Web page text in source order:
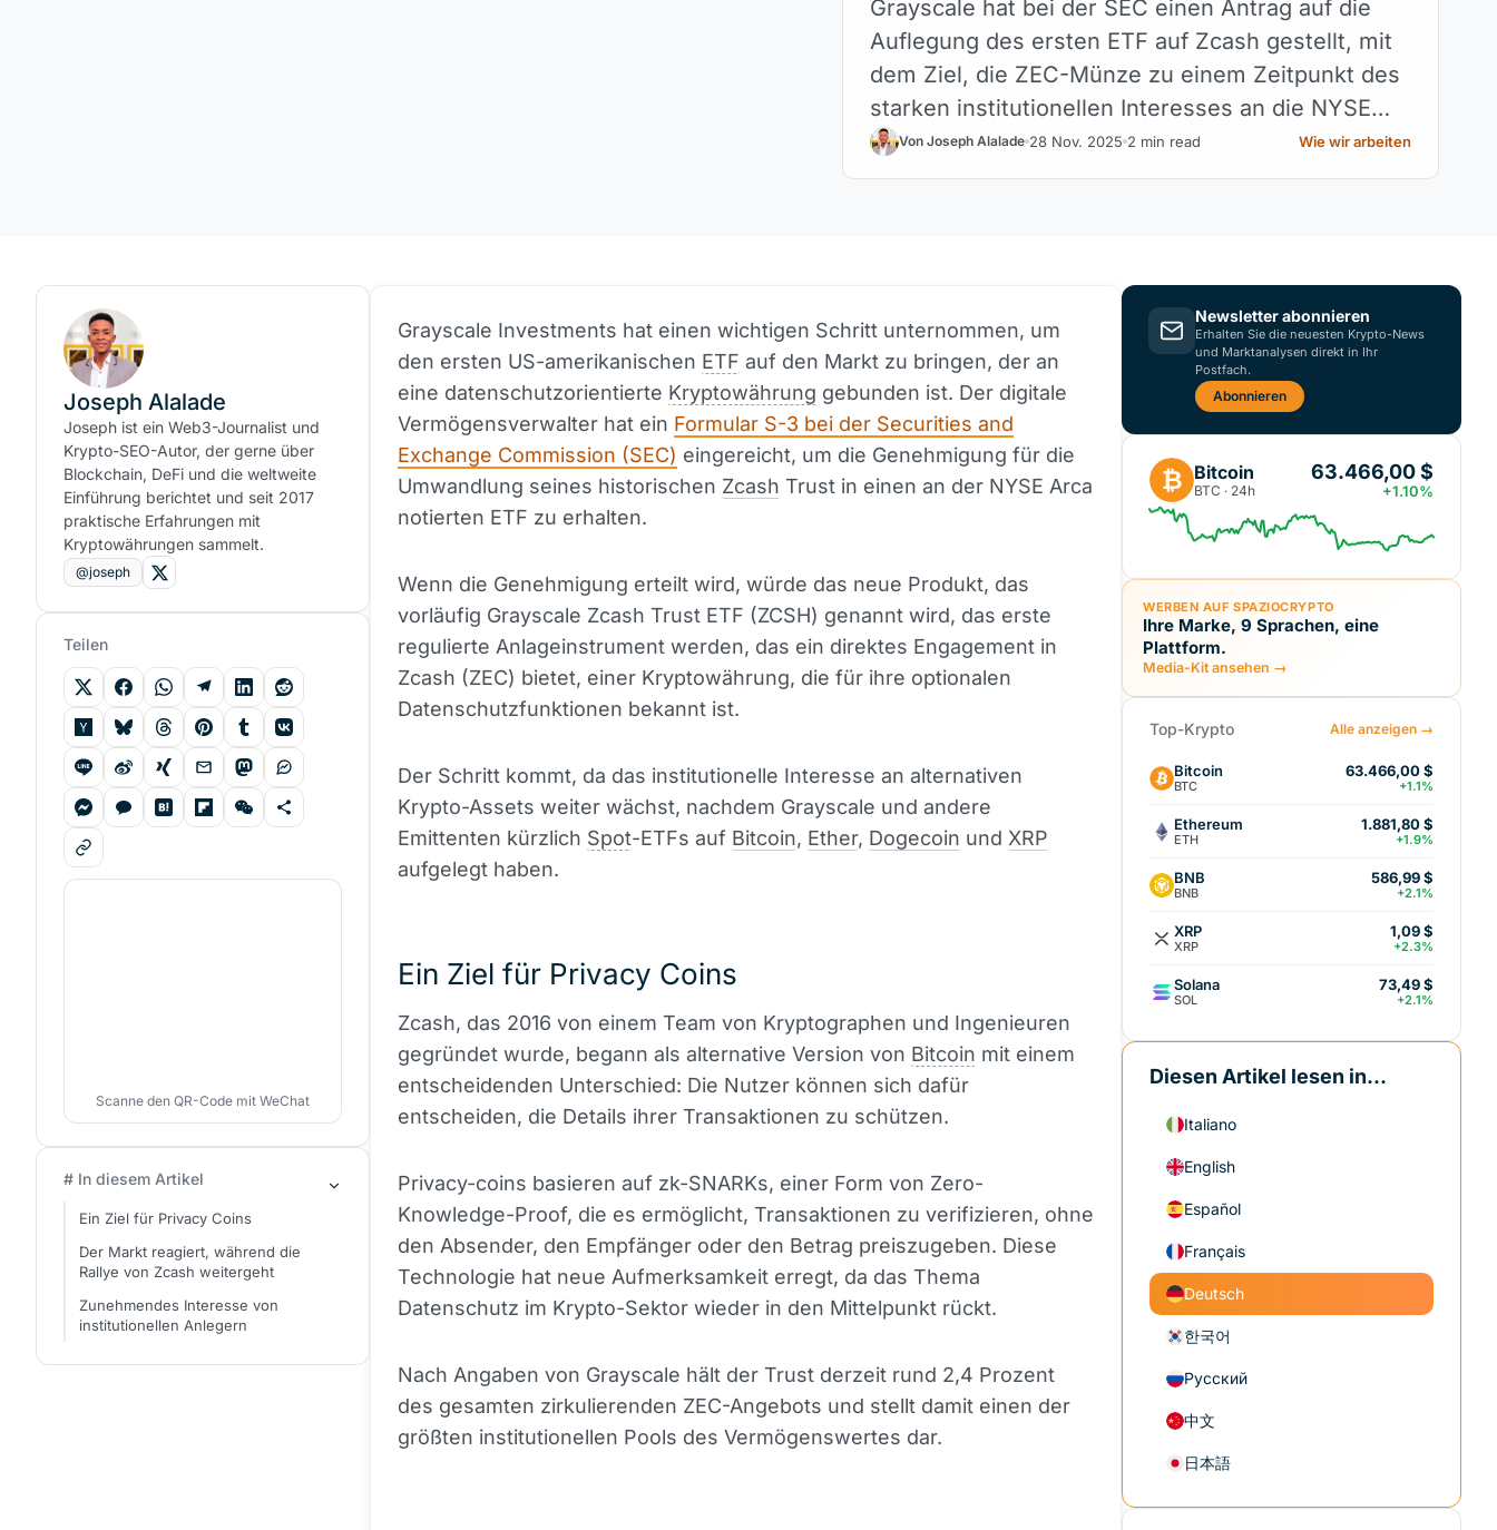
Grayscale hat bei der SEC einen Antrag auf die
Auflegung des ersten ETF auf Zcash gestellt, mit
dem Ziel, die ZEC-Münze zu einem Zeitpunkt des
starken institutionellen Interesses an die NYSE
Arca zu bringen.
Von Joseph Alalade 28 Nov. 2025 2 min read Wie wir arbeiten
Grayscale Investments hat einen wichtigen Schritt unternommen, um
den ersten US-amerikanischen ETF auf den Markt zu bringen, der an
eine datenschutzorientierte Kryptowährung gebunden ist. Der digitale
Vermögensverwalter hat ein Formular S-3 bei der Securities and
Exchange Commission (SEC) eingereicht, um die Genehmigung für die
Umwandlung seines historischen Zcash Trust in einen an der NYSE Arca
notierten ETF zu erhalten.
Wenn die Genehmigung erteilt wird, würde das neue Produkt, das
vorläufig Grayscale Zcash Trust ETF (ZCSH) genannt wird, das erste
regulierte Anlageinstrument werden, das ein direktes Engagement in
Zcash (ZEC) bietet, einer Kryptowährung, die für ihre optionalen
Datenschutzfunktionen bekannt ist.
Der Schritt kommt, da das institutionelle Interesse an alternativen
Krypto-Assets weiter wächst, nachdem Grayscale und andere
Emittenten kürzlich Spot-ETFs auf Bitcoin, Ether, Dogecoin und XRP
aufgelegt haben.
Ein Ziel für Privacy Coins
Zcash, das 2016 von einem Team von Kryptographen und Ingenieuren
gegründet wurde, begann als alternative Version von Bitcoin mit einem
entscheidenden Unterschied: Die Nutzer können sich dafür
entscheiden, die Details ihrer Transaktionen zu schützen.
Privacy-coins basieren auf zk-SNARKs, einer Form von Zero-
Knowledge-Proof, die es ermöglicht, Transaktionen zu verifizieren, ohne
den Absender, den Empfänger oder den Betrag preiszugeben. Diese
Technologie hat neue Aufmerksamkeit erregt, da das Thema
Datenschutz im Krypto-Sektor wieder in den Mittelpunkt rückt.
Nach Angaben von Grayscale hält der Trust derzeit rund 2,4 Prozent
des gesamten zirkulierenden ZEC-Angebots und stellt damit einen der
größten institutionellen Pools des Vermögenswertes dar.
Joseph Alalade
Joseph ist ein Web3-Journalist und
Krypto-SEO-Autor, der gerne über
Blockchain, DeFi und die weltweite
Einführung berichtet und seit 2017
praktische Erfahrungen mit
Kryptowährungen sammelt.
@joseph
Teilen
Scanne den QR-Code mit WeChat
# In diesem Artikel
Ein Ziel für Privacy Coins
Der Markt reagiert, während die
Rallye von Zcash weitergeht
Zunehmendes Interesse von
institutionellen Anlegern
Newsletter abonnieren
Erhalten Sie die neuesten Krypto-News
und Marktanalysen direkt in Ihr
Postfach.
Abonnieren
₿ Bitcoin
BTC · 24h
63.466,00 $
+1.10%
WERBEN AUF SPAZIOCRYPTO
Ihre Marke, 9 Sprachen, eine
Plattform.
Media-Kit ansehen →
Top-Krypto Alle anzeigen →
Bitcoin
BTC
63.466,00 $
+1.1%
Ethereum
ETH
1.881,80 $
+1.9%
BNB
BNB
586,99 $
+2.1%
XRP
XRP
1,09 $
+2.3%
Solana
SOL
73,49 $
+2.1%
Diesen Artikel lesen in...
Italiano
English
Español
Français
Deutsch
한국어
Русский
中文
日本語